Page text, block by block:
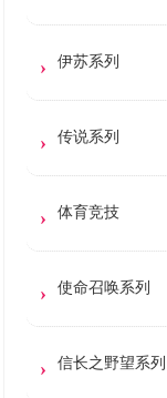
伊苏系列
传说系列
体育竞技
使命召唤系列
信长之野望系列